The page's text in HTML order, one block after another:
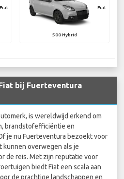
Fiat Fiat
500 Hybrid
bij Fuerteventura
is wereldwijd erkend om
brandstofefficiëntie en
je nu Fuerteventura bezoekt voor
kunnen overwegen als je
de reis. Met zijn reputatie voor
biedt Fiat een scala aan
de prachtige landschappen en